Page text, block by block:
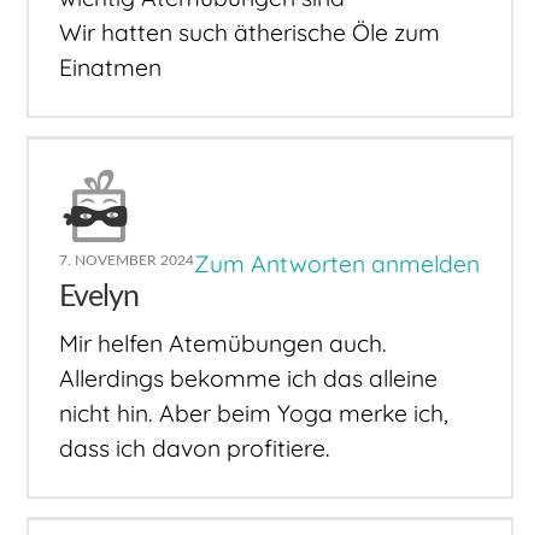
Wir hatten such ätherische Öle zum
Einatmen
7. NOVEMBER 2024Zum Antworten anmelden
Evelyn
Mir helfen Atemübungen auch.
Allerdings bekomme ich das alleine
nicht hin. Aber beim Yoga merke ich,
dass ich davon profitiere.